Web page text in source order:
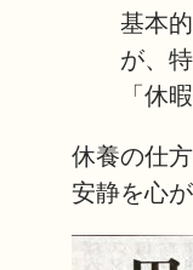
基本
が、
「休
休養の仕
安静を心が